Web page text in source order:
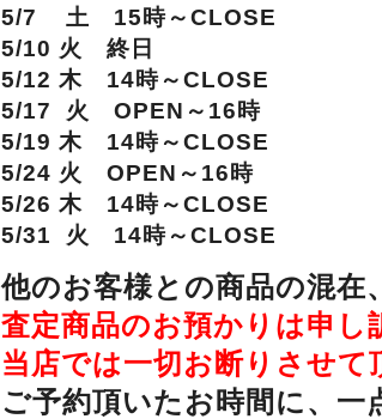
5/7 土 15時～CLOSE
5/10 火 終日
5/12 木 14時～CLOSE
5/17 火 OPEN～16時
5/19 木 14時～CLOSE
5/24 火 OPEN～16時
5/26 木 14時～CLOSE
5/31 火 14時～CLOSE
他のお客様との商品の混在
査定商品のお預かりは申し
当店では一切お断りさせて
ご予約頂いたお時間に、